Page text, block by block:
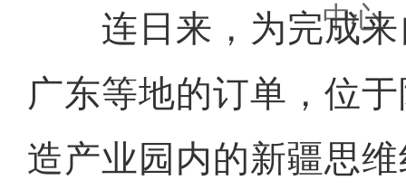
中心
连日来，为完成来
广东等地的订单，位
造产业园内的新疆思